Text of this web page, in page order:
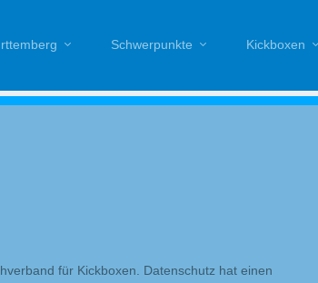
Schwerpunkte Kickboxen
für Kickboxen. Datenschutz hat einen